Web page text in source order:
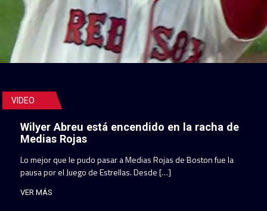
VIDEO
Wilyer Abreu está encendido en la racha de
Medias Rojas
Lo mejor que le pudo pasar a Medias Rojas de Boston fue la
pausa por el Juego de Estrellas. Desde […]
VER MÁS